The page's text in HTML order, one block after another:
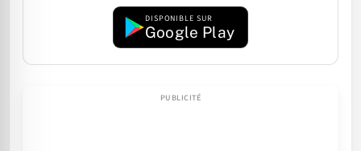
DISPONIBLE SUR
Google Play